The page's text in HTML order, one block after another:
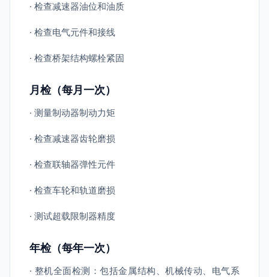
· 检查减速器油位和油质
· 检查电气元件和接线
· 检查桥架结构螺栓紧固
月检（每月一次）
· 测量制动器制动力矩
· 检查减速器齿轮磨损
· 检查联轴器弹性元件
· 检查车轮和轨道磨损
· 测试超载限制器精度
年检（每年一次）
· 整机全面检测：包括金属结构、机械传动、电气系